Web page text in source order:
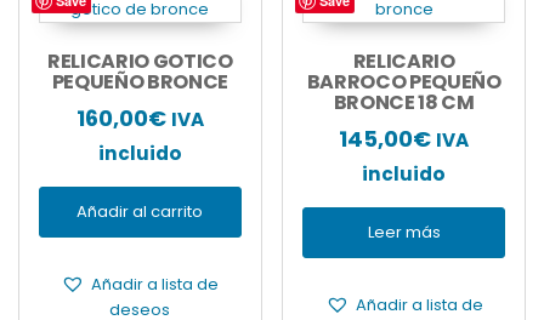
RELICARIO GOTICO
PEQUEÑO BRONCE
160,00€ IVA
incluido
Añadir al carrito
Añadir a lista de
deseos
RELICARIO
BARROCO PEQUEÑO
BRONCE 18 CM
145,00€ IVA
incluido
Leer más
Añadir a lista de